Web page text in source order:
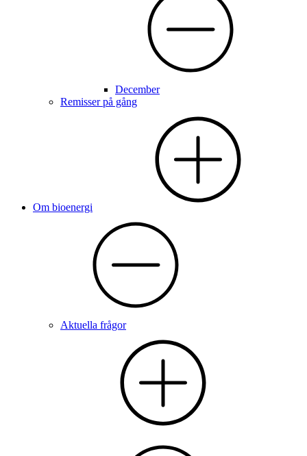
December
Remisser på gång
Om bioenergi
Aktuella frågor